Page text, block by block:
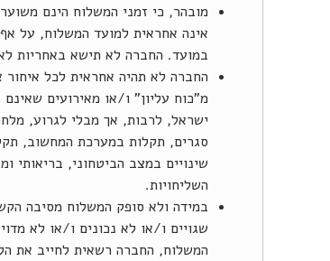
מובהר, כי זמני המשלוח הינם
אינה אחראית למועד המשלוח, על
במועד. החברה לא תישא באחריות
החברה לא תהיה אחראית לכל
מ"כוח עליון" ו/או מאירועים
ישראל, לרבות, אך מבלי לגרוע,
סגרים, תקלות במערכת המחשוב,
שינויים במצב הביטחוני, בריאותי
השליחויות.
במידה ולא סופק המשלוח מסיבה
שגויים ו/או לא נכונים ו/או לא
המשלוח, החברה רשאית לחייב את